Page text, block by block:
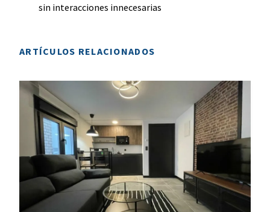
sin interacciones innecesarias
ARTÍCULOS RELACIONADOS